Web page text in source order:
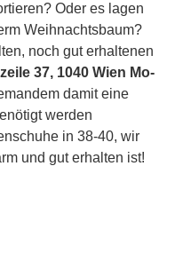
Oder es lagen
Weihnachtsbaum?
noch gut erhaltenen
37, 1040 Wien Mo-
damit eine
werden
in 38-40, wir
und gut erhalten ist!